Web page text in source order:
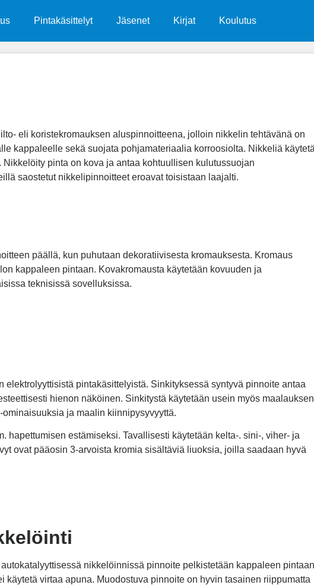
Pintakäsittelyt Jäsenet Kirjat Koulutus
eli koristekromauksen aluspinnoitteena, jolloin nikkelin tehtävänä on
kappaleelle sekä suojata pohjamateriaalia korroosiolta. Nikkeliä
pinta on kova ja antaa kohtuullisen kulutussuojan
saostetut nikkelipinnoitteet eroavat toisistaan laajalti.
päällä, kun puhutaan dekoratiivisesta kromauksesta. Kromaus
kappaleen pintaan. Kovakromausta käytetään kovuuden ja
teknisissä sovelluksissa.
elektrolyyttisistä pintakäsittelyistä. Sinkityksessä syntyvä pinnoite antaa
hienon näköinen. Sinkitystä käytetään usein myös maalauksen
ja maalin kiinnipysyvyyttä.
hapettumisen estämiseksi. Tavallisesti käytetään kelta-. sini-, viher- ja
ovat pääosin 3-arvoista kromia sisältäviä liuoksia, joilla saadaan hyvä
nikkelöinnissä pinnoite pelkistetään kappaleen pintaan
käytetä virtaa apuna. Muodostuva pinnoite on hyvin tasainen riippumatta